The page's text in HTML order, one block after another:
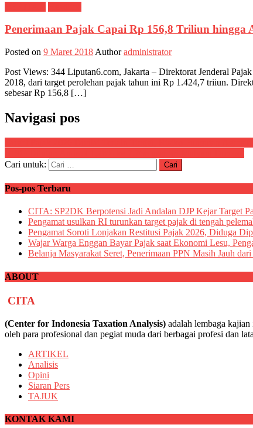
Penerimaan Pajak Capai Rp 156,8 Triliun hingga
Posted on 9 Maret 2018 Author administrator
Post Views: 344 Liputan6.com, Jakarta – Direktorat Jenderal
2018, dari target perolehan pajak tahun ini Rp 1.424,7 triiun.
sebesar Rp 156,8 […]
Navigasi pos
Cari untuk:
Pos-pos Terbaru
CITA: SP2DK Berpotensi Jadi Andalan DJP Kejar Target
Pengamat usulkan RI turunkan target pajak di tengah
Pengamat Soroti Lonjakan Restitusi Pajak 2026, Diduga
Wajar Warga Enggan Bayar Pajak saat Ekonomi Lesu,
Belanja Masyarakat Seret, Penerimaan PPN Masih Jauh dari
ABOUT
CITA
(Center for Indonesia Taxation Analysis) adalah lembaga
oleh para profesional dan pegiat muda dari berbagai profesi dan
ARTIKEL
Analisis
Opini
Siaran Pers
TAJUK
KONTAK KAMI